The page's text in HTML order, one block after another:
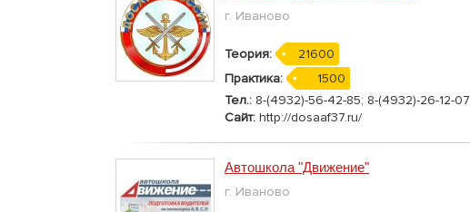
г. Иваново
Теория:
21600
Практика:
1500
Тел.: 8-(4932)-56-42-85; 8-(4932)-26-12-07
Сайт: http://dosaaf37.ru/
Автошкола "Движение"
г. Иваново